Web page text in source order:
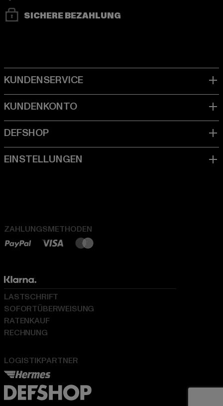
SICHERE BEZAHLUNG
ZAHLUNGSMETHODEN
LOGISTIKPARTNER
LASTSCHRIFT
SOFORTÜBERWEISUNG
RATENKAUF
RECHNUNG